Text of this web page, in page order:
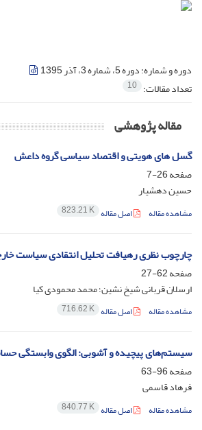
دوره و شماره:دوره 5، شماره 3، آذر 1395
تعداد مقالات: 10
مقاله پژوهشی
گسل های هویتی و اقتصاد سیاسی گروه داعش
صفحه26-7
حسین دهشیار
مشاهده مقاله اصل مقاله 823.21 K
چارچوب نظری رهیافت تحلیل انتقادی سیاست
صفحه62-27
ارسلان قربانی شیخ نشین؛ محمد محمودی کیا
مشاهده مقاله اصل مقاله 716.62 K
سیستم‌های پیچیده و آشوبی: الگوی وابستگی
صفحه96-63
فرهاد قاسمی
مشاهده مقاله اصل مقاله 840.77 K